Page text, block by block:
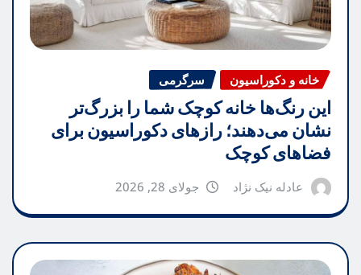
خانه و دکوراسیون سرگرمی
این رنگ‌ها خانه کوچک شما را بزرگ‌تر
نشان می‌دهند؛ رازهای دکوراسیون برای
فضاهای کوچک
عادله نیک نژاد جولای 28, 2026